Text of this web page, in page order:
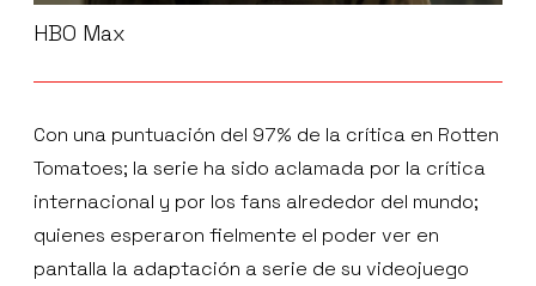
HBO Max
Con una puntuación del 97% de la crítica en Rotten
Tomatoes; la serie ha sido aclamada por la crítica
internacional y por los fans alrededor del mundo;
quienes esperaron fielmente el poder ver en
pantalla la adaptación a serie de su videojuego